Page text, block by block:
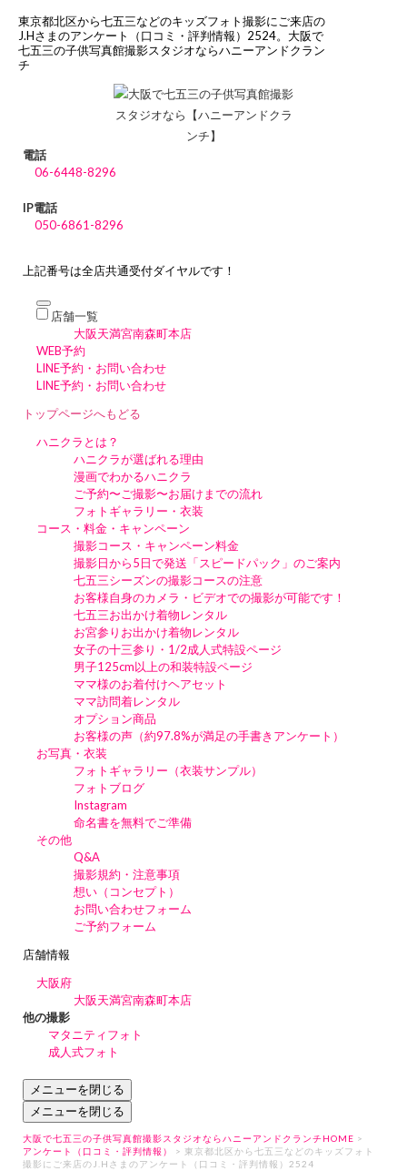
東京都北区から七五三などのキッズフォト撮影にご来店の
J.Hさまのアンケート（口コミ・評判情報）2524。大阪で
七五三の子供写真館撮影スタジオならハニーアンドクラン
チ
電話
06-6448-8296
IP電話
050-6861-8296
上記番号は全店共通受付ダイヤルです！
店舗一覧
大阪天満宮南森町本店
WEB予約
LINE予約・お問い合わせ
LINE予約・お問い合わせ
トップページへもどる
ハニクラとは？
ハニクラが選ばれる理由
漫画でわかるハニクラ
ご予約〜ご撮影〜お届けまでの流れ
フォトギャラリー・衣装
コース・料金・キャンペーン
撮影コース・キャンペーン料金
撮影日から5日で発送「スピードパック」のご案内
七五三シーズンの撮影コースの注意
お客様自身のカメラ・ビデオでの撮影が可能です！
七五三お出かけ着物レンタル
お宮参りお出かけ着物レンタル
女子の十三参り・1/2成人式特設ページ
男子125cm以上の和装特設ページ
ママ様のお着付けヘアセット
ママ訪問着レンタル
オプション商品
お客様の声（約97.8%が満足の手書きアンケート）
お写真・衣装
フォトギャラリー（衣装サンプル）
フォトブログ
Instagram
命名書を無料でご準備
その他
Q&A
撮影規約・注意事項
想い（コンセプト）
お問い合わせフォーム
ご予約フォーム
店舗情報
大阪府
大阪天満宮南森町本店
他の撮影
マタニティフォト
成人式フォト
メニューを閉じる
メニューを閉じる
大阪で七五三の子供写真館撮影スタジオならハニーアンドクランチHOME >
アンケート（口コミ・評判情報）
> 東京都北区から七五三などのキッズフォト
撮影にご来店のJ.Hさまのアンケート（口コミ・評判情報）2524